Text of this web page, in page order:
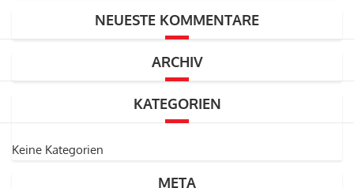
NEUESTE KOMMENTARE
ARCHIV
KATEGORIEN
Keine Kategorien
META